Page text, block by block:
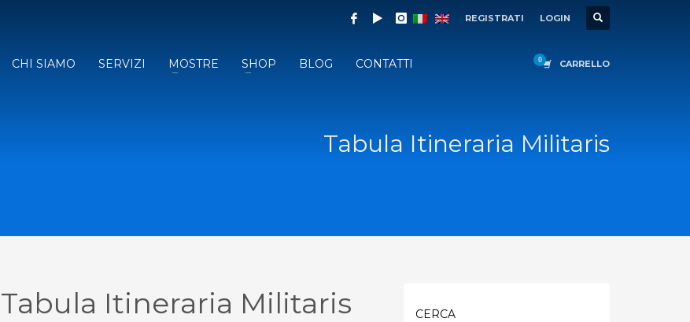
REGISTRATI LOGIN
CHI SIAMO SERVIZI MOSTRE SHOP BLOG CONTATTI CARRELLO
Tabula Itineraria Militaris
Tabula Itineraria Militaris CERCA